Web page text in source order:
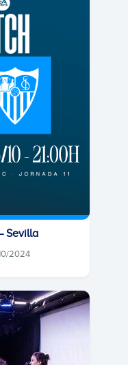
Sevilla
2024